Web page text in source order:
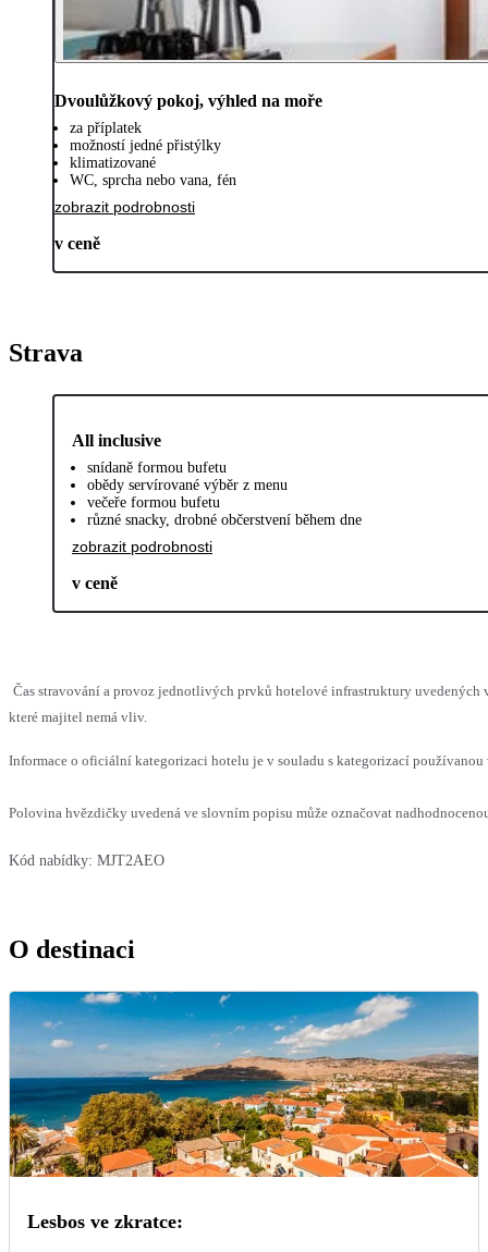
Dvoulůžkový pokoj, výhled na moře
za příplatek
možností jedné přistýlky
klimatizované
WC, sprcha nebo vana, fén
zobrazit podrobnosti
v ceně
Strava
All inclusive
snídaně formou bufetu
obědy servírované výběr z menu
večeře formou bufetu
různé snacky, drobné občerstvení během dne
zobrazit podrobnosti
v ceně
Čas stravování a provoz jednotlivých prvků hotelové infrastruktury uvedených
které majitel nemá vliv.
Informace o oficiální kategorizaci hotelu je v souladu s kategorizací
Polovina hvězdičky uvedená ve slovním popisu může označovat
Kód nabídky: MJT2AEO
O destinaci
Lesbos ve zkratce: